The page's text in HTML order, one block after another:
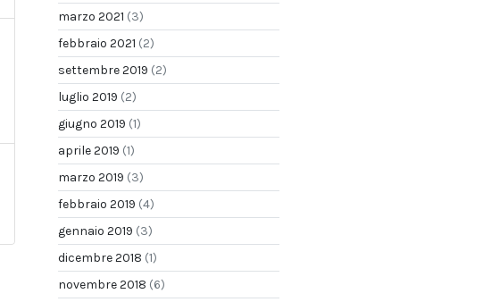
marzo 2021 (3)
febbraio 2021 (2)
settembre 2019 (2)
luglio 2019 (2)
giugno 2019 (1)
aprile 2019 (1)
marzo 2019 (3)
febbraio 2019 (4)
gennaio 2019 (3)
dicembre 2018 (1)
novembre 2018 (6)